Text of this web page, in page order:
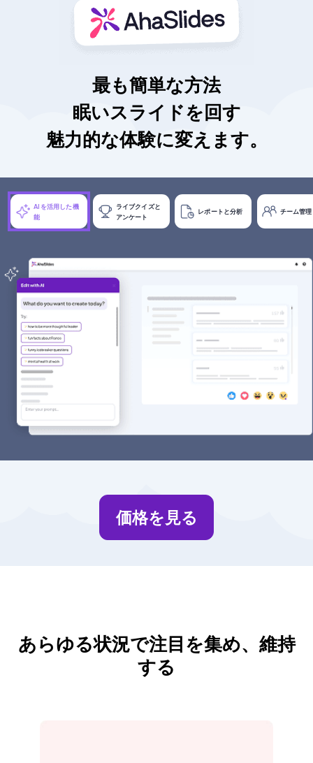
最も簡単な方法
眠いスライドを回す
魅力的な体験に変えます。
AIを活用した機
能
ライブクイズと
アンケート
レポートと分析 チーム管理
価格を見る
あらゆる状況で注目を集め、維持
する